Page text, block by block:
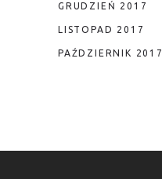
GRUDZIEŃ 2017
LISTOPAD 2017
PAŹDZIERNIK 2017